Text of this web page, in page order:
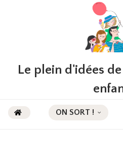
Le plein d'idées
ON SORT !